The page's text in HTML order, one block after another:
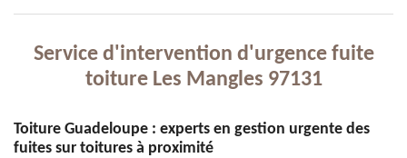
Service d'intervention d'urgence fuite
toiture Les Mangles 97131
Toiture Guadeloupe : experts en gestion urgente des
fuites sur toitures à proximité